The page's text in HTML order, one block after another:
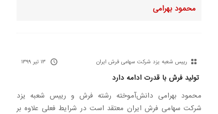
محمود بهرامی
رییس شعبه یزد شرکت سهامی فرش ایران ۱۳ تیر ۱۳۹۹
تولید فرش با قدرت ادامه دارد
محمود بهرامی دانش‌آموخته رشته فرش و رییس شعبه یزد
شرکت سهامی فرش ایران معتقد است در شرایط فعلی علاوه بر